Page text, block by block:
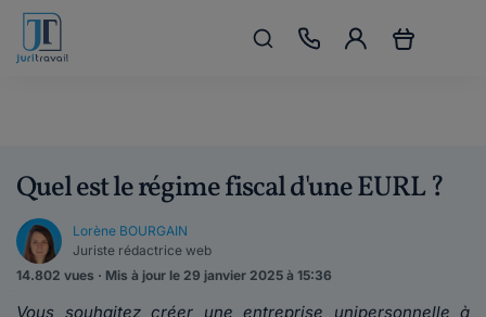
Quel est le régime fiscal d'une EURL ?
Lorène BOURGAIN
Juriste rédactrice web
14.802 vues · Mis à jour le 29 janvier 2025 à 15:36
Vous souhaitez créer une entreprise unipersonnelle à